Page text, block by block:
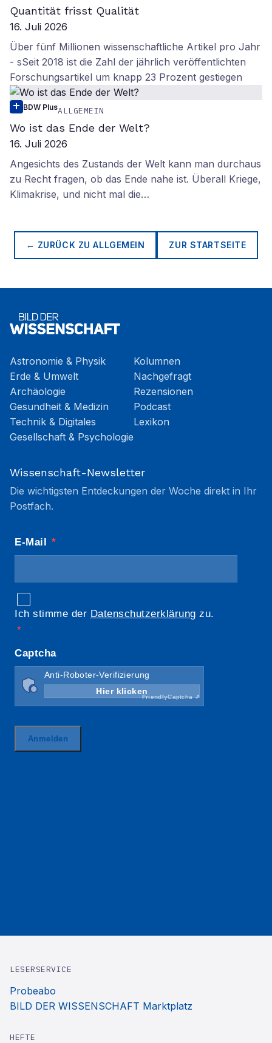
Quantität frisst Qualität
16. Juli 2026
Über fünf Millionen wissenschaftliche Artikel pro Jahr
- sSeit 2018 ist die Zahl der jährlich veröffentlichten
Forschungsartikel um knapp 23 Prozent gestiegen
BDW PlusALLGEMEIN
Wo ist das Ende der Welt?
16. Juli 2026
Angesichts des Zustands der Welt kann man durchaus
zu Recht fragen, ob das Ende nahe ist. Überall Kriege,
Klimakrise, und nicht mal die…
← ZURÜCK ZUALLGEMEIN ZUR STARTSEITE
Astronomie & Physik
Erde & Umwelt
Archäologie
Gesundheit & Medizin
Technik & Digitales
Gesellschaft & Psychologie
Kolumnen
Nachgefragt
Rezensionen
Podcast
Lexikon
Wissenschaft-Newsletter
Die wichtigsten Entdeckungen der Woche direkt in Ihr
Postfach.
LESERSERVICE
Probeabo
BILD DER WISSENSCHAFT Marktplatz
HEFTE